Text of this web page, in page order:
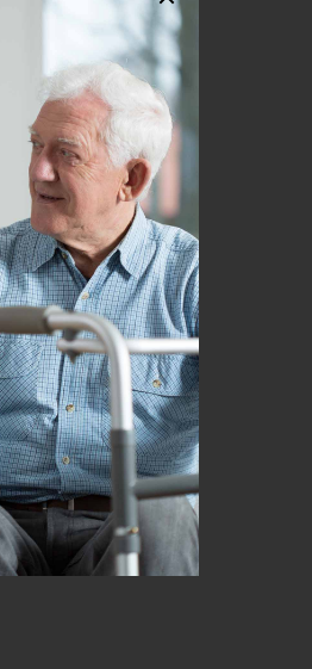
Souhlasím